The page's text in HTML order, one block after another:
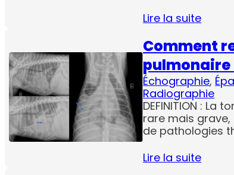
Lire la suite
Comment
pulmonaire
Échographie,
Radiographie
DEFINITION :
rare mais
de pathologies
Lire la suite